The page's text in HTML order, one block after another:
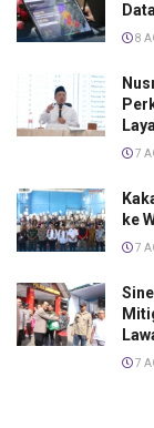
8
7
ke
7
7